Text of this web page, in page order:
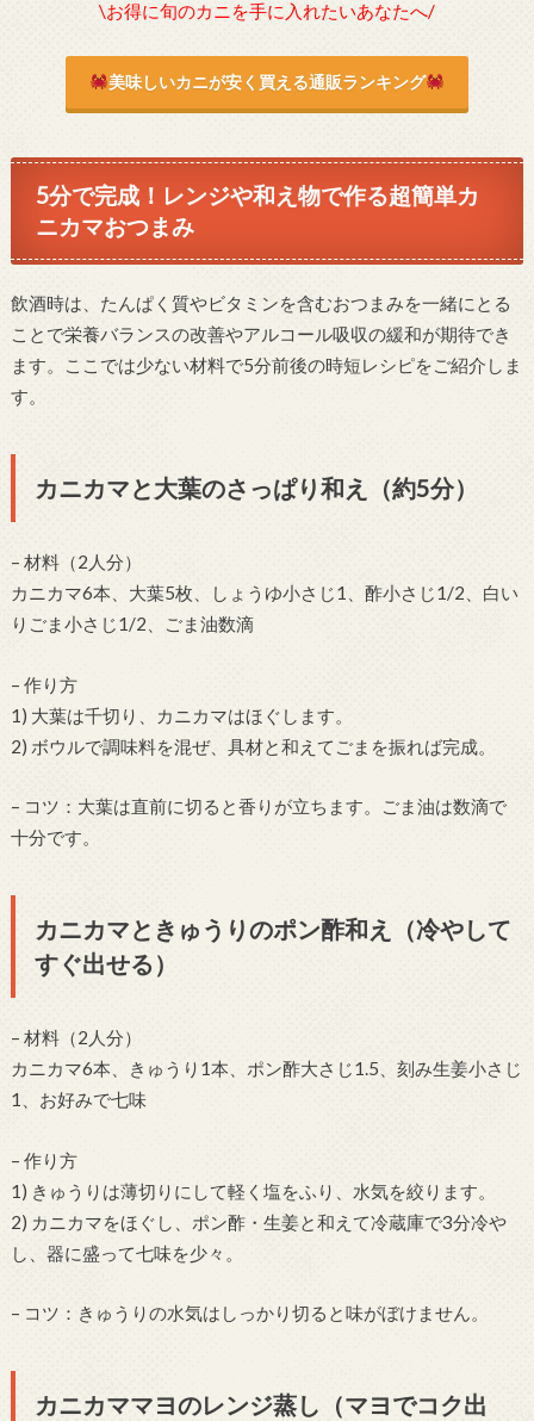
\お得に旬のカニを手に入れたいあなたへ/
美味しいカニが安く買える通販ランキング
5分で完成！レンジや和え物で作る超簡単カ
ニカマおつまみ
飲酒時は、たんぱく質やビタミンを含むおつまみを一緒にとる
ことで栄養バランスの改善やアルコール吸収の緩和が期待でき
ます。ここでは少ない材料で5分前後の時短レシピをご紹介しま
す。
カニカマと大葉のさっぱり和え（約5分）
– 材料（2人分）
カニカマ6本、大葉5枚、しょうゆ小さじ1、酢小さじ1/2、白い
りごま小さじ1/2、ごま油数滴
– 作り方
1) 大葉は千切り、カニカマはほぐします。
2) ボウルで調味料を混ぜ、具材と和えてごまを振れば完成。
– コツ：大葉は直前に切ると香りが立ちます。ごま油は数滴で
十分です。
カニカマときゅうりのポン酢和え（冷やして
すぐ出せる）
– 材料（2人分）
カニカマ6本、きゅうり1本、ポン酢大さじ1.5、刻み生姜小さじ
1、お好みで七味
– 作り方
1) きゅうりは薄切りにして軽く塩をふり、水気を絞ります。
2) カニカマをほぐし、ポン酢・生姜と和えて冷蔵庫で3分冷や
し、器に盛って七味を少々。
– コツ：きゅうりの水気はしっかり切ると味がぼけません。
カニカママヨのレンジ蒸し（マヨでコク出